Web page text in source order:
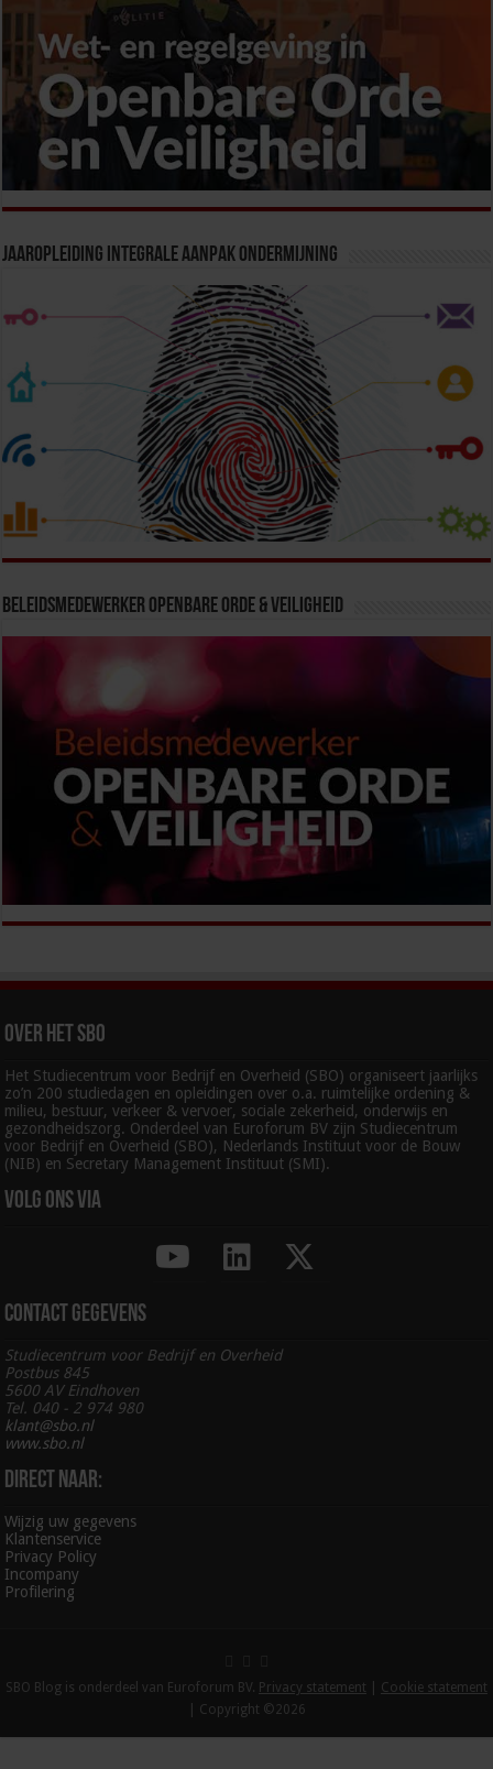
Jaaropleiding Integrale Aanpak Ondermijning
Beleidsmedewerker Openbare Orde & Veiligheid
Over het SBO
Het Studiecentrum voor Bedrijf en Overheid (SBO) organiseert jaarlijks
zo’n 200 studiedagen en opleidingen over o.a. ruimtelijke ordening &
milieu, bestuur, verkeer & vervoer, sociale zekerheid, onderwijs en
gezondheidszorg. Onderdeel van Euroforum BV zijn Studiecentrum
voor Bedrijf en Overheid (SBO), Nederlands Instituut voor de Bouw
(NIB) en Secretary Management Instituut (SMI).
Volg ons via
Contact gegevens
Studiecentrum voor Bedrijf en Overheid
Postbus 845
5600 AV Eindhoven
Tel. 040 - 2 974 980
klant@sbo.nl
www.sbo.nl
Direct naar:
Wijzig uw gegevens
Klantenservice
Privacy Policy
Incompany
Profilering
SBO Blog is onderdeel van Euroforum BV. Privacy statement
Cookie statement
| Copyright ©2026